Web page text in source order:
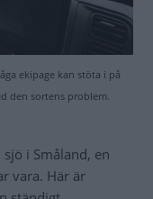
som vill få oss
köra genom stan
går inte att missa.
Alltså är vi
och
i på rampen.